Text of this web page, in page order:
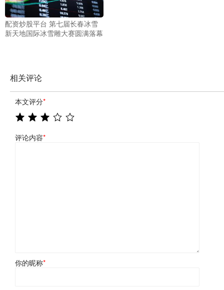
配资炒股平台 第七届长春冰雪
新天地国际冰雪雕大赛圆满落幕
相关评论
本文评分*
评论内容*
你的昵称*